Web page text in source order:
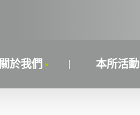
關於我們 本所活動